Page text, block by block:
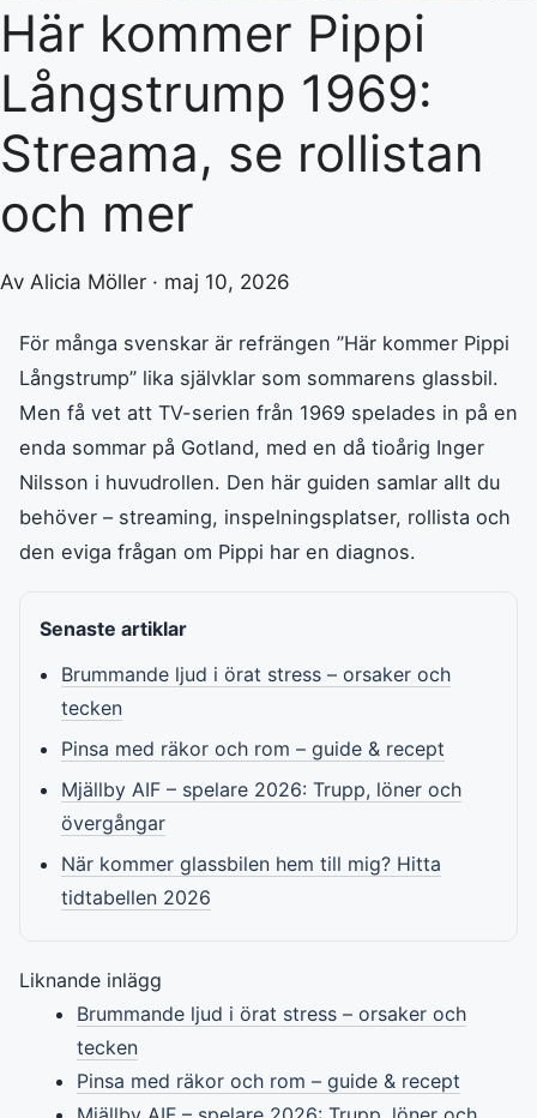
Här kommer Pippi
Långstrump 1969:
Streama, se rollistan
och mer
Av Alicia Möller · maj 10, 2026
För många svenskar är refrängen ”Här kommer Pippi
Långstrump” lika självklar som sommarens glassbil.
Men få vet att TV-serien från 1969 spelades in på en
enda sommar på Gotland, med en då tioårig Inger
Nilsson i huvudrollen. Den här guiden samlar allt du
behöver – streaming, inspelningsplatser, rollista och
den eviga frågan om Pippi har en diagnos.
Senaste artiklar
Brummande ljud i örat stress – orsaker och
tecken
Pinsa med räkor och rom – guide & recept
Mjällby AIF – spelare 2026: Trupp, löner och
övergångar
När kommer glassbilen hem till mig? Hitta
tidtabellen 2026
Liknande inlägg
Brummande ljud i örat stress – orsaker och
tecken
Pinsa med räkor och rom – guide & recept